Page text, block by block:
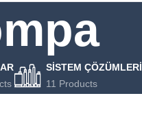
SISTEM ÇÖZÜMLERI
11 Products